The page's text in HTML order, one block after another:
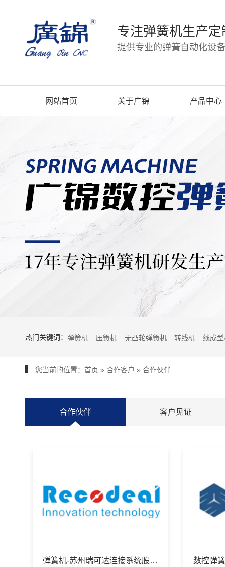
专注弹簧机生产定
提供专业的弹簧自动化设
网站首页 关于广锦 产品中心
热门关键词： 弹簧机 压簧机 无凸轮弹簧机 转线机 线成
您当前的位置： 首页 » 合作客户 » 合作伙伴
合作伙伴 客户见证
弹簧机-苏州瑞可达连接系统股份有限公司